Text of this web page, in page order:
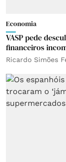
Economia
VASP pede
financeiros
Ricardo Simões